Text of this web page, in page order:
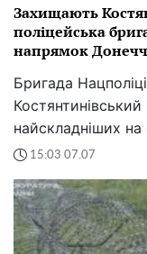
Захищають
поліцейська
напрямок
Бригада
найскладніших на
15:03 07.07